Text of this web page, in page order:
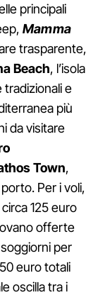
principali
Mamma
trasparente,
Beach, l’isola
tradizionali e
più
da visitare
Town,
Per i voli,
125 euro
offerte
per
euro totali
oscilla tra i